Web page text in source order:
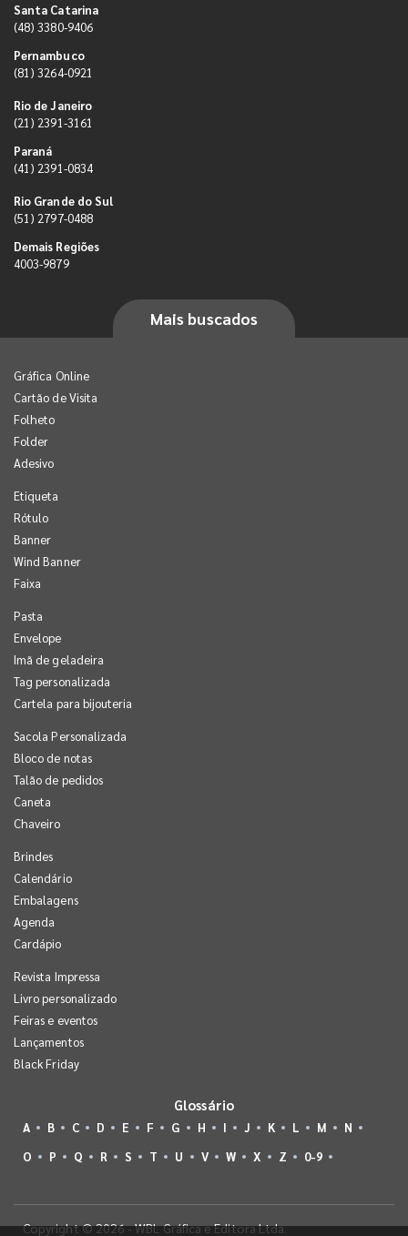
Santa Catarina
(48) 3380-9406
Pernambuco
(81) 3264-0921
Rio de Janeiro
(21) 2391-3161
Paraná
(41) 2391-0834
Rio Grande do Sul
(51) 2797-0488
Demais Regiões
4003-9879
Mais buscados
Gráfica Online
Cartão de Visita
Folheto
Folder
Adesivo
Etiqueta
Rótulo
Banner
Wind Banner
Faixa
Pasta
Envelope
Imã de geladeira
Tag personalizada
Cartela para bijouteria
Sacola Personalizada
Bloco de notas
Talão de pedidos
Caneta
Chaveiro
Brindes
Calendário
Embalagens
Agenda
Cardápio
Revista Impressa
Livro personalizado
Feiras e eventos
Lançamentos
Black Friday
Glossário
A B C D E F G H I J K L M
N
O
P Q R S T U V W X Z 0-9
Copyright © 2026 - WBL Gráfica e Editora Ltda.